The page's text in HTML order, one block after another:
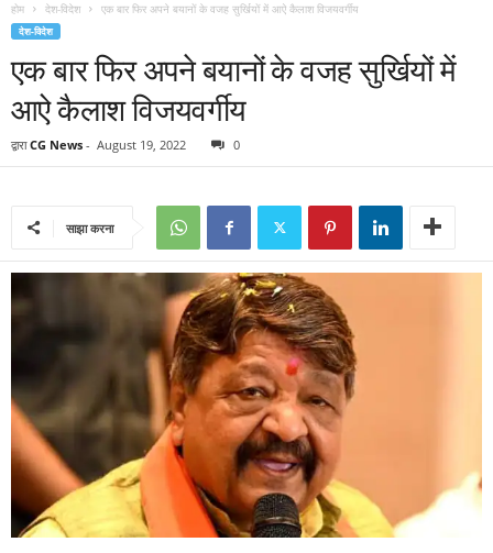
होम देश-विदेश एक बार फिर अपने बयानों के वजह सुर्खियों में आऐ कैलाश विजयवर्गीय
देश-विदेश
एक बार फिर अपने बयानों के वजह सुर्खियों में
आऐ कैलाश विजयवर्गीय
द्वारा CG News - August 19, 2022 0
साझा करना